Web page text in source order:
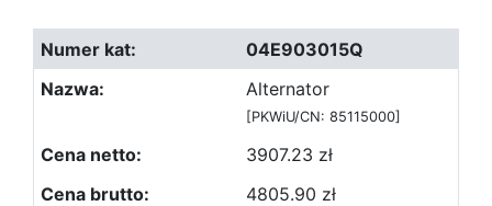
04E903015Q
Alternator
[PKWiU/CN: 85115000]
3907.23 zł
4805.90 zł